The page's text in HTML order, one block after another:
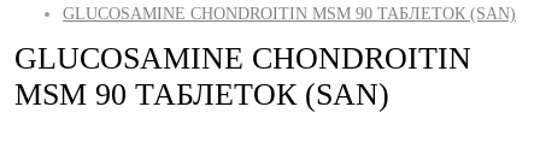
GLUCOSAMINE CHONDROITIN MSM 90 ТАБЛЕТОК (SAN)
GLUCOSAMINE CHONDROITIN
MSM 90 ТАБЛЕТОК (SAN)